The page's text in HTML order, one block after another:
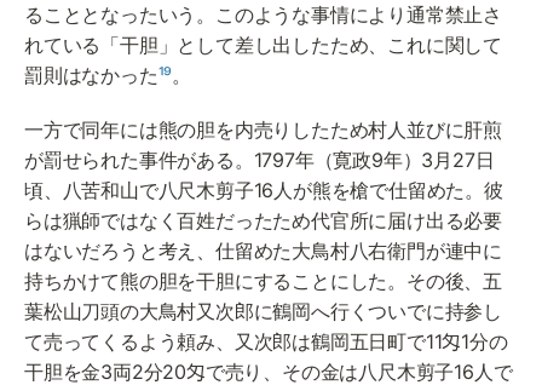
ることとなったいう。このような事情により通常禁止さ
れている「干胆」として差し出したため、これに関して
罰則はなかった¹⁹。
一方で同年には熊の胆を内売りしたため村人並びに肝煎
が罰せられた事件がある。1797年（寛政9年）3月27日
頃、八苦和山で八尺木剪子16人が熊を槍で仕留めた。彼
らは猟師ではなく百姓だったため代官所に届け出る必要
はないだろうと考え、仕留めた大鳥村八右衛門が連中に
持ちかけて熊の胆を干胆にすることにした。その後、五
葉松山刀頭の大鳥村又次郎に鶴岡へ行くついでに持参し
て売ってくるよう頼み、又次郎は鶴岡五日町で11匁1分の
干胆を金3両2分20匁で売り、その金は八尺木剪子16人で